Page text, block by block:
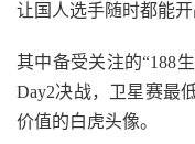
让国人选手随时都能开
其中备受关注的“188
Day2决战，卫星赛最
价值的白虎头像。